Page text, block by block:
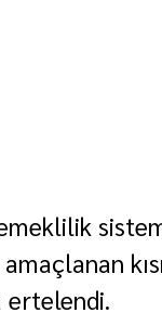
ertelendi.